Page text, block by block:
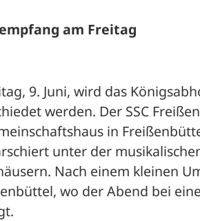
am Freitag
9. Juni, wird das
werden. Der SSC
in
unter der
Nach einem kleinen
wo der Abend bei